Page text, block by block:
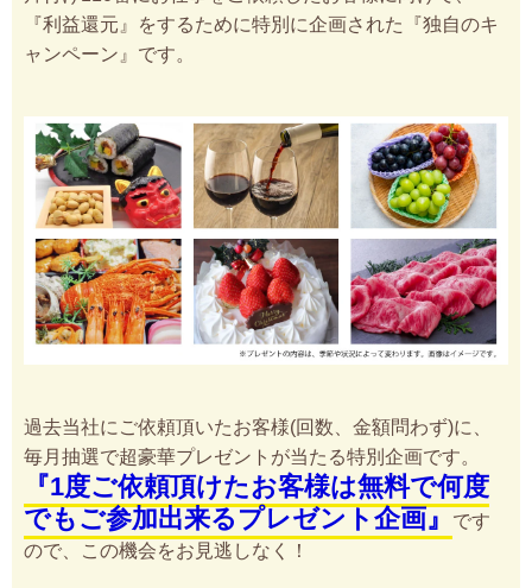
『利益還元』をするために特別に企画された『独自のキ
ャンペーン』です。
過去当社にご依頼頂いたお客様(回数、金額問わず)に、
毎月抽選で超豪華プレゼントが当たる特別企画です。
『1度ご依頼頂けたお客様は無料で何度
でもご参加出来るプレゼント企画』
です
ので、この機会をお見逃しなく！